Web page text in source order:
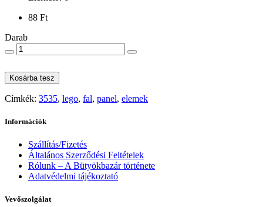
88 Ft
Darab
Kosárba tesz
Címkék: 3535, lego, fal, panel, elemek
Információk
Szállítás/Fizetés
Általános Szerződési Feltételek
Rólunk – A Bütyökbazár története
Adatvédelmi tájékoztató
Vevőszolgálat